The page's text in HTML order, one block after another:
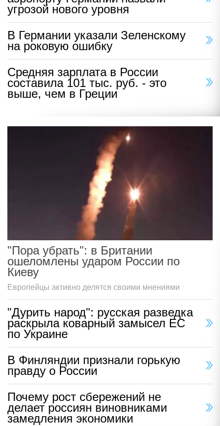
угрозой нового уровня
В Германии указали Зеленскому
на роковую ошибку
Средняя зарплата в России
составила 101 тыс. руб. - это
выше, чем в Греции
"Пора убрать": в Британии
ошеломлены ударом России по
Киеву
Европейцы активно делятся своими мнениями
"Дурить народ": русская разведка
раскрыла коварный замысел ЕС
по Украине
В Финляндии признали горькую
правду о России
Почему рост сбережений не
делает россиян виновниками
замедления экономики